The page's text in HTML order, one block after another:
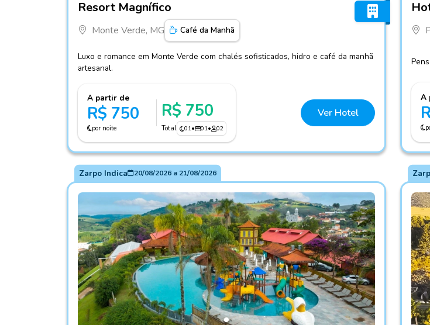
Resort Magnífico
Monte Verde, MG Café da Manhã
Luxo e romance em Monte Verde com chalés sofisticados, hidro e café da manhã
artesanal.
A partir de
R$ 750
por noite
R$ 750
Total 01• 01• 02
Ver Hotel
A
Zarpo Indica 20/08/2026a 21/08/2026